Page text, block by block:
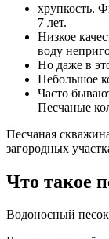
хрупкость.
7 лет.
Низкое
воду
Но даже в
Небольшое
Часто
Песчаные
Песчаная
загородных
Что такое
Водоносный песок